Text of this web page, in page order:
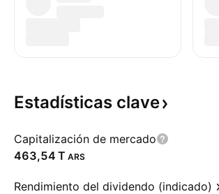
Estadísticas clave
Capitalización de mercado
‪463,54 T‬ ARS
Rendimiento del dividendo (indicado)